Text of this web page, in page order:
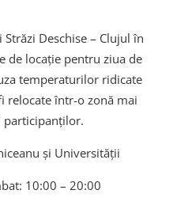
Deschise – Clujul în
de locație pentru ziua de
temperaturilor ridicate
relocate într-o zonă mai
participanților.
și Universității
10:00 – 20:00